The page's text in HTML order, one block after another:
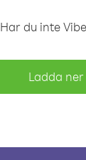
Har du inte
Ladda ner